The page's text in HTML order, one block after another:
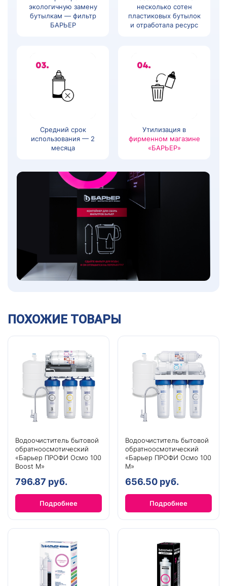
экологичную замену
бутылкам — фильтр
БАРЬЕР
несколько сотен
пластиковых бутылок
и отработала ресурс
Средний срок
использования — 2
месяца
Утилизация в
фирменном магазине
«БАРЬЕР»
ПОХОЖИЕ ТОВАРЫ
Водоочиститель бытовой
обратноосмотический
«Барьер ПРОФИ Осмо 100
Boost М»
796.87 руб.
Подробнее
Водоочиститель бытовой
обратноосмотический
«Барьер ПРОФИ Осмо 100
М»
656.50 руб.
Подробнее